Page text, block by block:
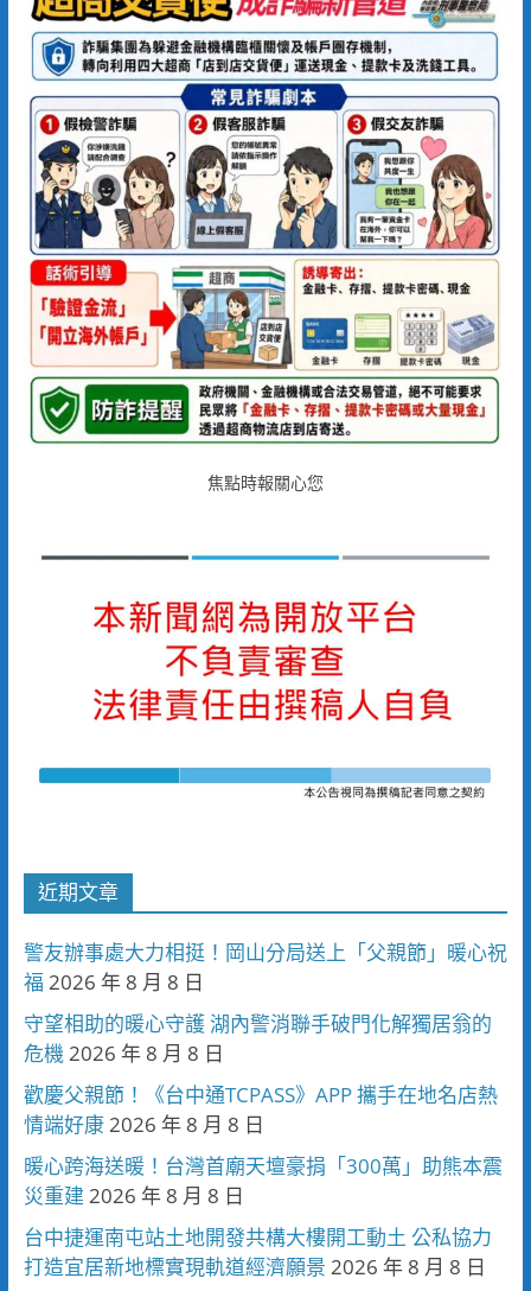
焦點時報關心您
近期文章
警友辦事處大力相挺！岡山分局送上「父親節」暖心祝
福 2026 年 8 月 8 日
守望相助的暖心守護 湖內警消聯手破門化解獨居翁的
危機 2026 年 8 月 8 日
歡慶父親節！《台中通TCPASS》APP 攜手在地名店熱
情端好康 2026 年 8 月 8 日
暖心跨海送暖！台灣首廟天壇豪捐「300萬」助熊本震
災重建 2026 年 8 月 8 日
台中捷運南屯站土地開發共構大樓開工動土 公私協力
打造宜居新地標實現軌道經濟願景 2026 年 8 月 8 日